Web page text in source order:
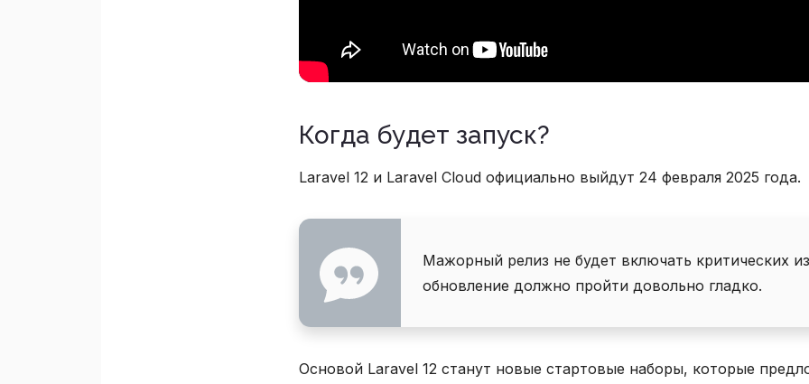
Когда будет запуск?
Laravel 12 и Laravel Cloud официально выйдут 24 февраля 2025 года.
Мажорный релиз не будет включать критических
обновление должно пройти довольно гладко.
Основой Laravel 12 станут новые стартовые наборы, которые